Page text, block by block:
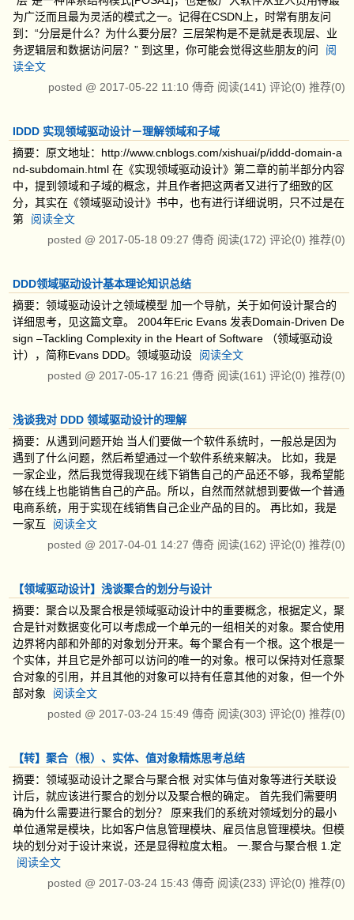
为广泛而且最为灵活的模式之一。记得在CSDN上，时常有朋友问
到：“分层是什么？为什么要分层？三层架构是不是就是表现层、业
务逻辑层和数据访问层？” 到这里，你可能会觉得这些朋友的问
阅
读全文
posted @ 2017-05-22 11:10 傳奇 阅读(141) 评论(0) 推荐(0)
IDDD 实现领域驱动设计－理解领域和子域
摘要：原文地址：http://www.cnblogs.com/xishuai/p/iddd-domain-a
nd-subdomain.html 在《实现领域驱动设计》第二章的前半部分内容
中，提到领域和子域的概念，并且作者把这两者又进行了细致的区
分，其实在《领域驱动设计》书中，也有进行详细说明，只不过是在
第
阅读全文
posted @ 2017-05-18 09:27 傳奇 阅读(172) 评论(0) 推荐(0)
DDD领域驱动设计基本理论知识总结
摘要：领域驱动设计之领域模型 加一个导航，关于如何设计聚合的
详细思考，见这篇文章。 2004年Eric Evans 发表Domain-Driven De
sign –Tackling Complexity in the Heart of Software （领域驱动设
计），简称Evans DDD。领域驱动设
阅读全文
posted @ 2017-05-17 16:21 傳奇 阅读(161) 评论(0) 推荐(0)
浅谈我对 DDD 领域驱动设计的理解
摘要：从遇到问题开始 当人们要做一个软件系统时，一般总是因为
遇到了什么问题，然后希望通过一个软件系统来解决。 比如，我是
一家企业，然后我觉得我现在线下销售自己的产品还不够，我希望能
够在线上也能销售自己的产品。所以，自然而然就想到要做一个普通
电商系统，用于实现在线销售自己企业产品的目的。 再比如，我是
一家互
阅读全文
posted @ 2017-04-01 14:27 傳奇 阅读(162) 评论(0) 推荐(0)
【领域驱动设计】浅谈聚合的划分与设计
摘要：聚合以及聚合根是领域驱动设计中的重要概念，根据定义，聚
合是针对数据变化可以考虑成一个单元的一组相关的对象。聚合使用
边界将内部和外部的对象划分开来。每个聚合有一个根。这个根是一
个实体，并且它是外部可以访问的唯一的对象。根可以保持对任意聚
合对象的引用，并且其他的对象可以持有任意其他的对象，但一个外
部对象
阅读全文
posted @ 2017-03-24 15:49 傳奇 阅读(303) 评论(0) 推荐(0)
【转】聚合（根）、实体、值对象精炼思考总结
摘要：领域驱动设计之聚合与聚合根 对实体与值对象等进行关联设
计后，就应该进行聚合的划分以及聚合根的确定。 首先我们需要明
确为什么需要进行聚合的划分？ 原来我们的系统对领域划分的最小
单位通常是模块，比如客户信息管理模块、雇员信息管理模块。但模
块的划分对于设计来说，还是显得粒度太粗。 一.聚合与聚合根 1.定
阅读全文
posted @ 2017-03-24 15:43 傳奇 阅读(233) 评论(0) 推荐(0)